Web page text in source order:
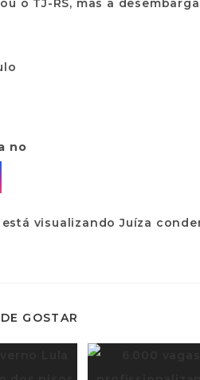
o TJ-RS, mas a
no
GOSTAR